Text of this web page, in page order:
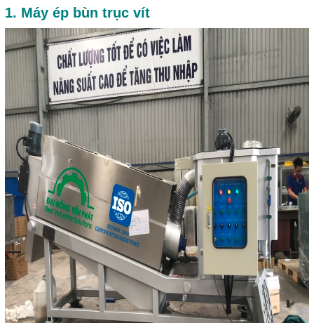
1. Máy ép bùn trục vít